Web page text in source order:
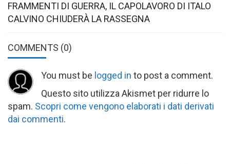
FRAMMENTI DI GUERRA, IL CAPOLAVORO DI ITALO
CALVINO CHIUDERÀ LA RASSEGNA
COMMENTS (0)
You must be logged in to post a comment.
Questo sito utilizza Akismet per ridurre lo
spam. Scopri come vengono elaborati i dati derivati
dai commenti.